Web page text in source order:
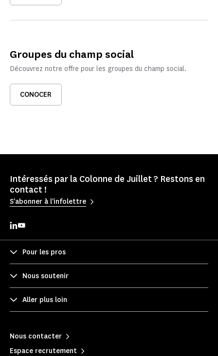
Groupes du champ social
Découvrez notre offre pour les groupes du champ social.
CONOCER
Intéressés par la Colonne de Juillet ? Restons en
contact !
S'abonner à l'infolettre
Pour les pros
Nous soutenir
Aller plus loin
Nous contacter
Espace recrutement